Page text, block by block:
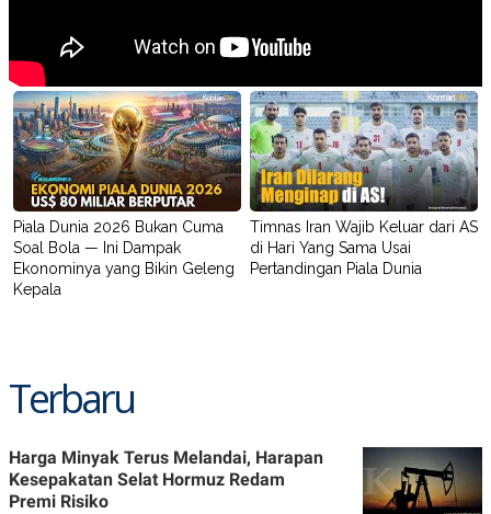
Piala Dunia 2026 Bukan Cuma
Soal Bola — Ini Dampak
Ekonominya yang Bikin Geleng
Kepala
Timnas Iran Wajib Keluar dari AS
di Hari Yang Sama Usai
Pertandingan Piala Dunia
Terbaru
Harga Minyak Terus Melandai, Harapan
Kesepakatan Selat Hormuz Redam
Premi Risiko